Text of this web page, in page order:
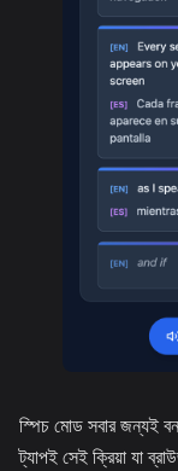
স্পিচ মোড সবার জন্যই
ট্যাপই সেই ক্রিয়া যা